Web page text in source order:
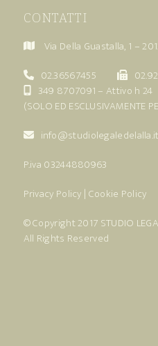
CONTATTI
Via Della Guastalla, 1 –
02.36567455
349 8707091 – Attivo h 24
(SOLO ED ESCLUSIVAMENTE
info@studiolegaledelalla.it
P.iva 03244880963
Privacy Policy | Cookie Policy
© Copyright 2017 STUDIO
All Rights Reserved